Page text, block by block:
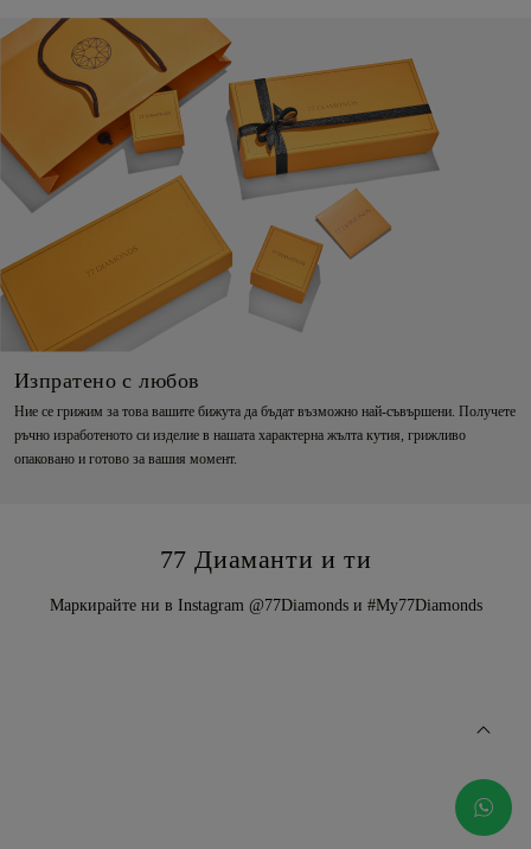
Изпратено с любов
Ние се грижим за това вашите бижута да бъдат възможно най-съвършени. Получете
ръчно изработеното си изделие в нашата характерна жълта кутия, грижливо
опаковано и готово за вашия момент.
77 Диаманти и ти
Маркирайте ни в Instagram @77Diamonds и #My77Diamonds